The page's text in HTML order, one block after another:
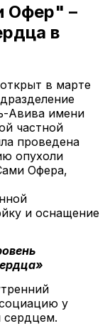
Офер" –
в
в марте
Авива имени
частной
проведена
опухоли
Офера,
и оснащение
у
сердцем.